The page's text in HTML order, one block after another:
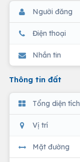
Người đăng
Điện thoại
Nhắn tin
Thông tin đất
Tổng diện tích
Vị trí
Mặt đường